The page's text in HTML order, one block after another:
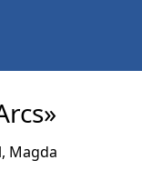
Magda